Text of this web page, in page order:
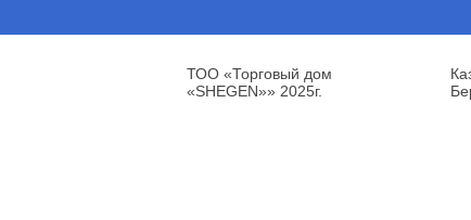
ТОО «Торговый дом
«SHEGEN»» 2025г.